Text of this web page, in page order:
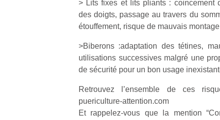
> Lits fixes et lits pliants : coincement
des doigts, passage au travers du
étouffement, risque de mauvais
>Biberons :adaptation des tétines,
utilisations successives malgré une
de sécurité pour un bon usage
Retrouvez l’ensemble de ces
puericulture-attention.com
Et rappelez-vous que la mention
physique
ou
apprentissage…